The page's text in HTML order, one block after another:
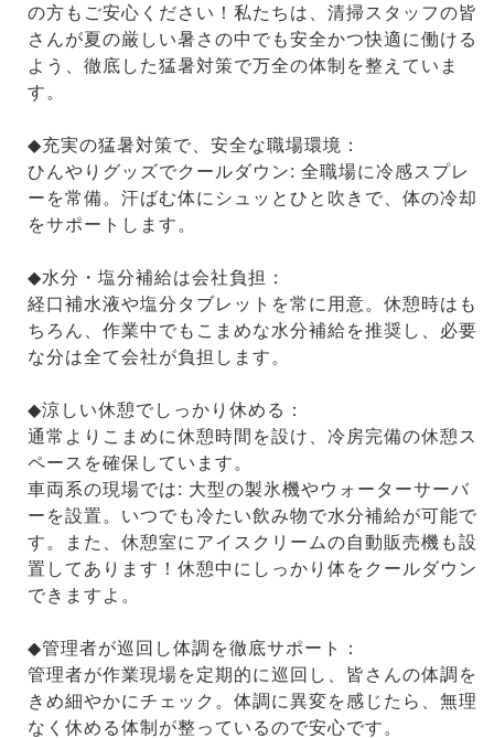
の方もご安心ください！私たちは、清掃スタッフの皆
さんが夏の厳しい暑さの中でも安全かつ快適に働ける
よう、徹底した猛暑対策で万全の体制を整えていま
す。
◆充実の猛暑対策で、安全な職場環境：
ひんやりグッズでクールダウン: 全職場に冷感スプレ
ーを常備。汗ばむ体にシュッとひと吹きで、体の冷却
をサポートします。
◆水分・塩分補給は会社負担：
経口補水液や塩分タブレットを常に用意。休憩時はも
ちろん、作業中でもこまめな水分補給を推奨し、必要
な分は全て会社が負担します。
◆涼しい休憩でしっかり休める：
通常よりこまめに休憩時間を設け、冷房完備の休憩ス
ペースを確保しています。
車両系の現場では: 大型の製氷機やウォーターサーバ
ーを設置。いつでも冷たい飲み物で水分補給が可能で
す。また、休憩室にアイスクリームの自動販売機も設
置してあります！休憩中にしっかり体をクールダウン
できますよ。
◆管理者が巡回し体調を徹底サポート：
管理者が作業現場を定期的に巡回し、皆さんの体調を
きめ細やかにチェック。体調に異変を感じたら、無理
なく休める体制が整っているので安心です。